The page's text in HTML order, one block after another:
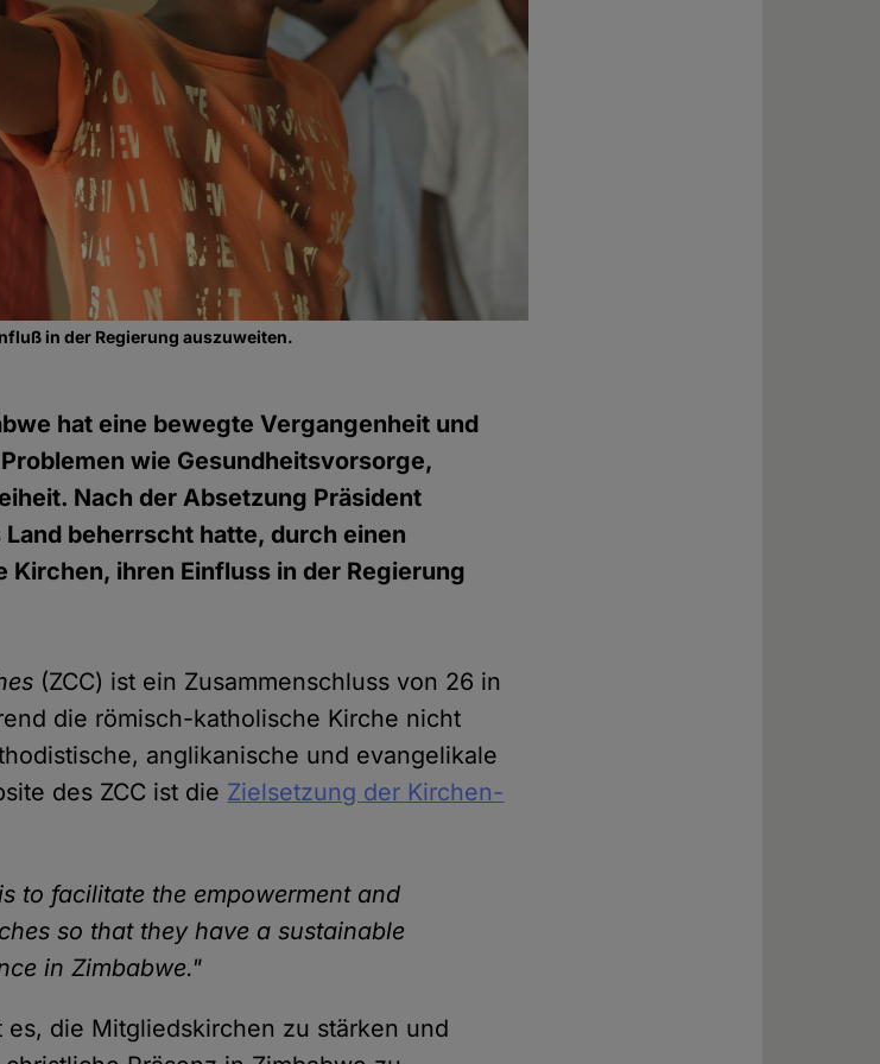
in der Regierung auszuweiten.
hat eine bewegte Vergangenheit und
wie Gesundheitsvorsorge,
Nach der Absetzung Präsident
beherrscht hatte, durch einen
ihren Einfluss in der Regierung
(ZCC) ist ein Zusammenschluss von 26 in
die römisch-katholische Kirche nicht
anglikanische und evangelikale
des ZCC ist die Zielsetzung der Kirchen-
to facilitate the empowerment and
so that they have a sustainable
in Zimbabwe."
die Mitgliedskirchen zu stärken und